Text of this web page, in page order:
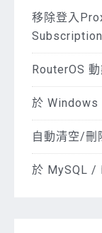
移除登入
RouterOS
於 Windows
自動清空/刪
於 MySQL /